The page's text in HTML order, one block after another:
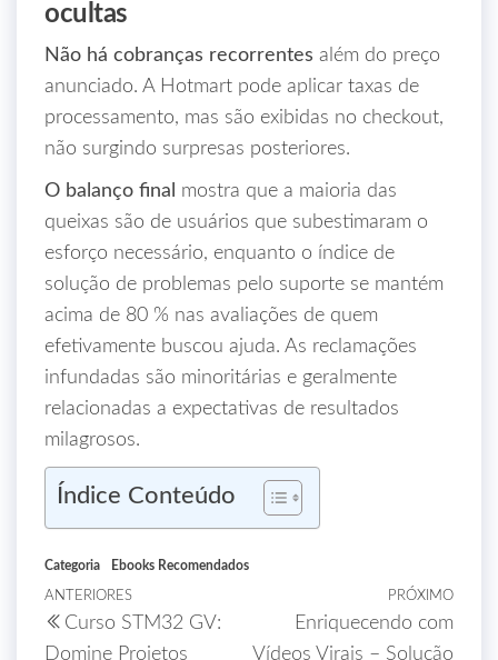
ocultas
Não há cobranças recorrentes além do preço
anunciado. A Hotmart pode aplicar taxas de
processamento, mas são exibidas no checkout,
não surgindo surpresas posteriores.
O balanço final
mostra que a maioria das
queixas são de usuários que subestimaram o
esforço necessário, enquanto o índice de
solução de problemas pelo suporte se mantém
acima de 80 % nas avaliações de quem
efetivamente buscou ajuda. As reclamações
infundadas são minoritárias e geralmente
relacionadas a expectativas de resultados
milagrosos.
Índice Conteúdo
Categoria Ebooks Recomendados
ANTERIORES
Curso STM32 GV:
Domine Projetos
PRÓXIMO
Enriquecendo com
Vídeos Virais – Solução